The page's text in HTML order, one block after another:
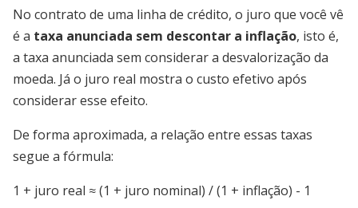
No contrato de uma linha de crédito, o juro que você vê
é a taxa anunciada sem descontar a inflação, isto é,
a taxa anunciada sem considerar a desvalorização da
moeda. Já o juro real mostra o custo efetivo após
considerar esse efeito.
De forma aproximada, a relação entre essas taxas
segue a fórmula:
1 + juro real ≈ (1 + juro nominal) / (1 + inflação) - 1